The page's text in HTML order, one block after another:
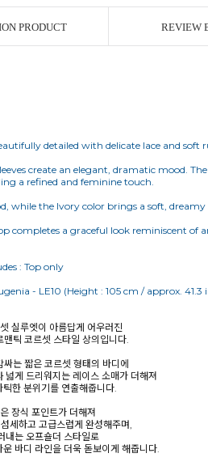
PRODUCT REVIEW
detailed with delicate lace and soft
create an elegant, dramatic mood.
a refined and feminine touch.
while the Ivory color brings a soft,
completes a graceful look reminiscent of
실루엣이 아름답게 어우러진
맨틱 코르셋 스타일 상의입니다.
는 짧은 코르셋 형태의 바디에
넓게 드리워지는 레이스 소매가 더해져
한 분위기를 연출해줍니다.
장식 포인트가 더해져
세하고 고급스럽게 완성해주며,
내는 오프숄더 스타일로
바디 라인을 더욱 돋보이게 해줍니다.